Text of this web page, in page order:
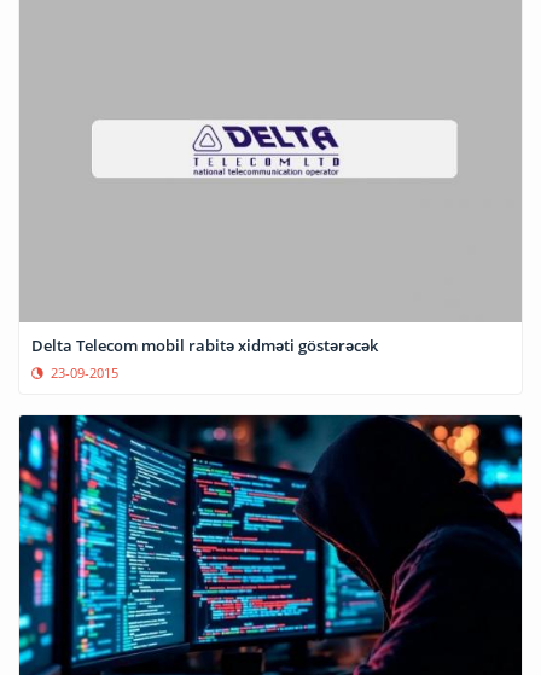
Delta Telecom mobil rabitə xidməti göstərəcək
23-09-2015